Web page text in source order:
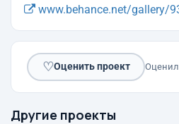
www.behance.net/gallery/
♡Оценить проект
Другие проекты